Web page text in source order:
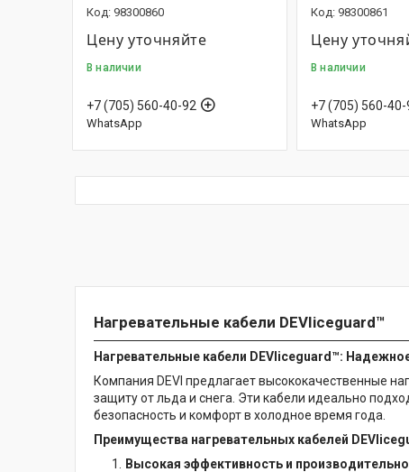
98300860
Цену уточняйте
В наличии
+7 (705) 560-40-92
WhatsApp
98300861
Цену
В наличии
+7 (705) 560-40-
WhatsApp
Нагревательные кабели DEVIiceguard™
Нагревательные кабели DEVIiceguard™:
Компания DEVI предлагает высококачественные
защиту от льда и снега. Эти кабели идеально
безопасность и комфорт в холодное время года.
Преимущества нагревательных кабелей
Высокая эффективность и